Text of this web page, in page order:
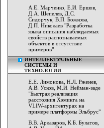
А.Е. Марченко, Е.И. Ершов,
Д.А. Шепелев, Д.С.
Сидорчук, В.П. Божкова,
Д.П. Николаев "Разработка
языка описания наблюдаемых
свойств распознаваемых
объектов в отсутствие
примеров"
ИНТЕЛЛЕКТУАЛЬНЫЕ
СИСТЕМЫ И
ТЕХНОЛОГИИ
Е.Е. Лимонова, Н.Л. Рженев,
А.В. Усков, М.И. Нейман-заде
"Быстрая реализация
расстояния Хэминга на
VLIW-архитектурах на
примере платформы Эльбрус"
В.В. Арлазаров, К.Б. Булатов,